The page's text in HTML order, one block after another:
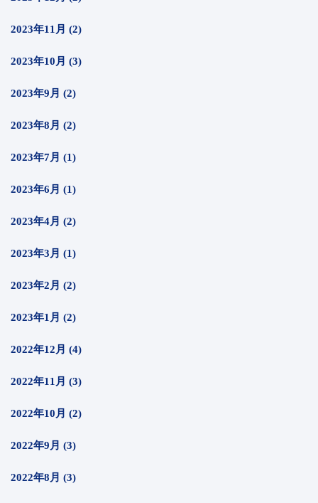
2023年11月 (2)
2023年10月 (3)
2023年9月 (2)
2023年8月 (2)
2023年7月 (1)
2023年6月 (1)
2023年4月 (2)
2023年3月 (1)
2023年2月 (2)
2023年1月 (2)
2022年12月 (4)
2022年11月 (3)
2022年10月 (2)
2022年9月 (3)
2022年8月 (3)